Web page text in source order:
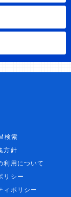
検索
方針
利用について
リシー
ィポリシー